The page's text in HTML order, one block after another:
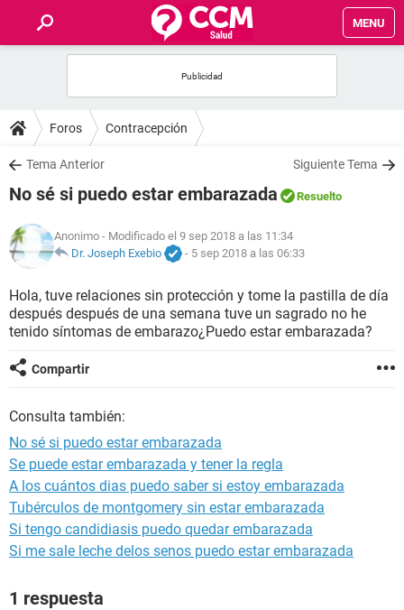
MENU
FOROS
SALUD
NUTRICIÓN
BIENESTAR
Foros Contracepción
Tema Anterior Siguiente Tema
No sé si puedo estar embarazada Resuelto
Anonimo - Modificado el 9 sep 2018 a las 11:34
Dr. Joseph Exebio
- 5 sep 2018 a las 06:33
Hola, tuve relaciones sin protección y tome la pastilla de día
después después de una semana tuve un sagrado no he
tenido síntomas de embarazo¿Puedo estar embarazada?
Compartir
Consulta también:
No sé si puedo estar embarazada
Se puede estar embarazada y tener la regla
A los cuántos dias puedo saber si estoy embarazada
Tubérculos de montgomery sin estar embarazada
Si tengo candidiasis puedo quedar embarazada
Si me sale leche delos senos puedo estar embarazada
1 respuesta